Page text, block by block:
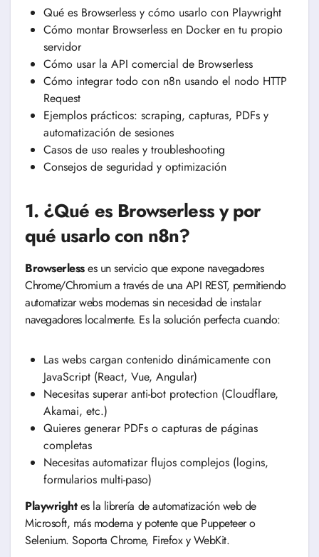
Qué es Browserless y cómo usarlo con Playwright
Cómo montar Browserless en Docker en tu propio
servidor
Cómo usar la API comercial de Browserless
Cómo integrar todo con n8n usando el nodo HTTP
Request
Ejemplos prácticos: scraping, capturas, PDFs y
automatización de sesiones
Casos de uso reales y troubleshooting
Consejos de seguridad y optimización
1. ¿Qué es Browserless y por
qué usarlo con n8n?
Browserlesses un servicio que expone navegadores
Chrome/Chromium a través de una API REST, permitiendo
automatizar webs modernas sin necesidad de instalar
navegadores localmente. Es la solución perfecta cuando:
Las webs cargan contenido dinámicamente con
JavaScript (React, Vue, Angular)
Necesitas superar anti-bot protection (Cloudflare,
Akamai, etc.)
Quieres generar PDFs o capturas de páginas
completas
Necesitas automatizar flujos complejos (logins,
formularios multi-paso)
Playwrightes la librería de automatización web de
Microsoft, más moderna y potente que Puppeteer o
Selenium. Soporta Chrome, Firefox y WebKit.